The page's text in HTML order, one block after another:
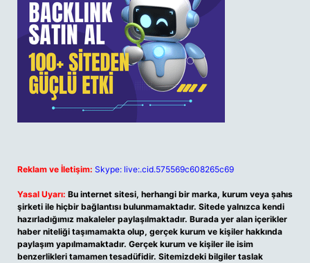
Reklam ve İletişim: Skype: live:.cid.575569c608265c69
Yasal Uyarı: Bu internet sitesi, herhangi bir marka, kurum veya şahıs
şirketi ile hiçbir bağlantısı bulunmamaktadır. Sitede yalnızca kendi
hazırladığımız makaleler paylaşılmaktadır. Burada yer alan içerikler
haber niteliği taşımamakta olup, gerçek kurum ve kişiler hakkında
paylaşım yapılmamaktadır. Gerçek kurum ve kişiler ile isim
benzerlikleri tamamen tesadüfidir. Sitemizdeki bilgiler taslak